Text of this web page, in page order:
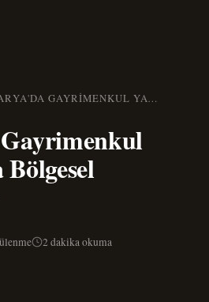
SAKARYA'DA GAYRIMENKUL YATIRIMINDA BÖLGESEL FARKLILIKLAR
Bölgesel
2 dakika okuma